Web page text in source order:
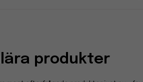
produkter